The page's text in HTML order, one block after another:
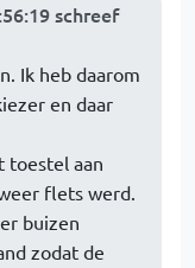
schreef
Ik heb daarom
en daar
toestel aan
flets werd.
buizen
zodat de